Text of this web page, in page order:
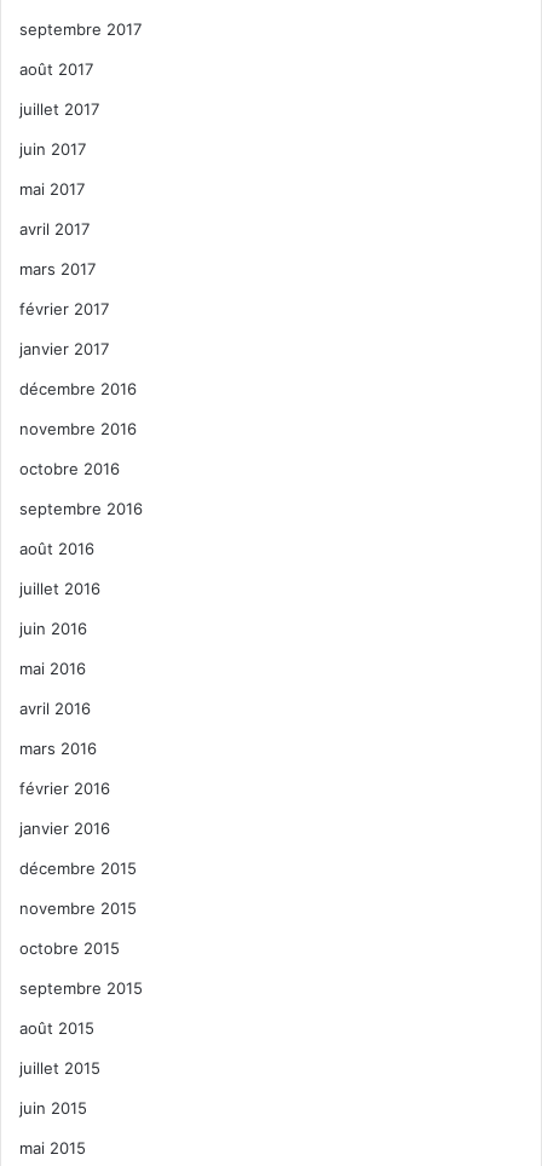
septembre 2017
août 2017
juillet 2017
juin 2017
mai 2017
avril 2017
mars 2017
février 2017
janvier 2017
décembre 2016
novembre 2016
octobre 2016
septembre 2016
août 2016
juillet 2016
juin 2016
mai 2016
avril 2016
mars 2016
février 2016
janvier 2016
décembre 2015
novembre 2015
octobre 2015
septembre 2015
août 2015
juillet 2015
juin 2015
mai 2015